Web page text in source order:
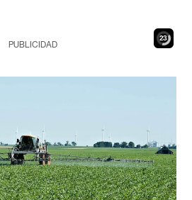
22
PUBLICIDAD